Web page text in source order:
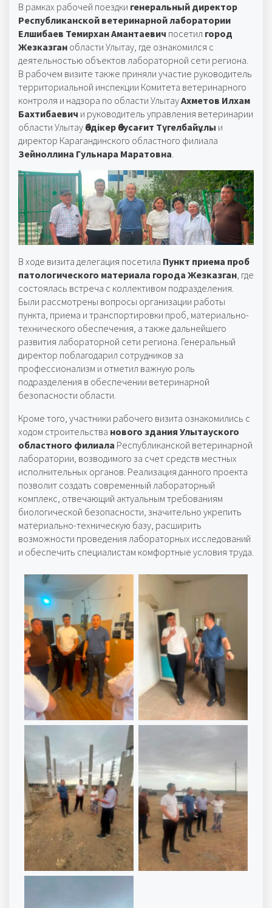
В рамках рабочей поездки генеральный директор
Республиканской ветеринарной лаборатории
Елшибаев Темирхан Амантаевич посетил город
Жезказган области Улытау, где ознакомился с
деятельностью объектов лабораторной сети региона.
В рабочем визите также приняли участие руководитель
территориальной инспекции Комитета ветеринарного
контроля и надзора по области УлытауАхметов Илхам
Бахтибаевич и руководитель управления ветеринарии
области УлытауӘбдікер Әбусағит Түгелбайұлы и
директор Карагандинского областного филиала
Зейноллина Гульнара Маратовна.
В ходе визита делегация посетила Пункт приема проб
патологического материала города Жезказган, где
состоялась встреча с коллективом подразделения.
Были рассмотрены вопросы организации работы
пункта, приема и транспортировки проб, материально-
технического обеспечения, а также дальнейшего
развития лабораторной сети региона. Генеральный
директор поблагодарил сотрудников за
профессионализм и отметил важную роль
подразделения в обеспечении ветеринарной
безопасности области.
Кроме того, участники рабочего визита ознакомились с
ходом строительства нового здания Улытауского
областного филиала Республиканской ветеринарной
лаборатории, возводимого за счет средств местных
исполнительных органов. Реализация данного проекта
позволит создать современный лабораторный
комплекс, отвечающий актуальным требованиям
биологической безопасности, значительно укрепить
материально-техническую базу, расширить
возможности проведения лабораторных исследований
и обеспечить специалистам комфортные условия труда.
Без подписи Без подписи
Без подписи Без подписи